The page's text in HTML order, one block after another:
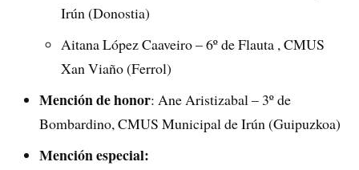
Irún (Donostia)
Aitana López Caaveiro – 6º de Flauta , CMUS
Xan Viaño (Ferrol)
Mención de honor: Ane Aristizabal – 3º de
Bombardino, CMUS Municipal de Irún (Guipuzkoa)
Mención especial: